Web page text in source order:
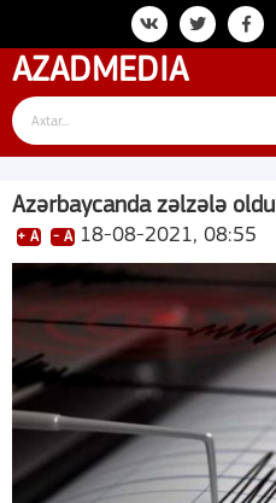
AZADMEDIA
Azərbaycanda zəlzələ oldu
+ A - A 18-08-2021, 08:55